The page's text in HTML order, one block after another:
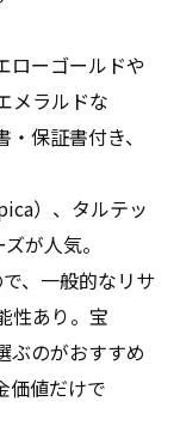
ーゴールドや
メラルドな
保証書付き、
）、タルテッ
が人気。
、一般的なリサ
性あり。宝
のがおすすめ
価値だけで